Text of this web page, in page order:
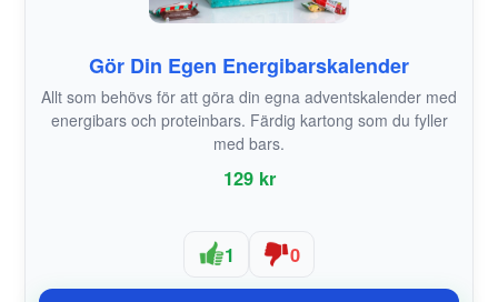
Gör Din Egen Energibarskalender
Allt som behövs för att göra din egna adventskalender med
energibars och proteinbars. Färdig kartong som du fyller
med bars.
129 kr
1 0